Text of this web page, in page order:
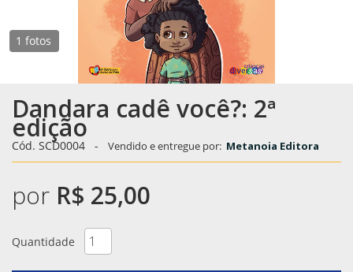
1 fotos
Dandara cadê você?: 2ª
edição
Cód. SCD0004 - Vendido e entregue por: Metanoia Editora
por R$ 25,00
Quantidade